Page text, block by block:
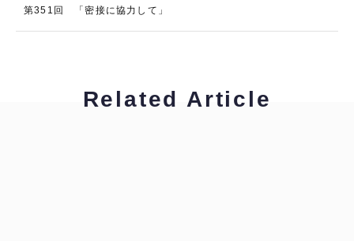
第351回 「密接に協力して」
Related Article